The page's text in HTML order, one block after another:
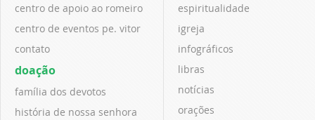
centro de apoio ao romeiro
centro de eventos pe. vitor
contato
doação
família dos devotos
história de nossa senhora
espiritualidade
igreja
infográficos
libras
notícias
orações